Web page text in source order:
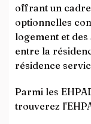
offrant un
optionnelles
logement et
entre la
résidence
Parmi les
trouverez